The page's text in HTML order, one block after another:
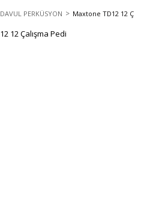
DAVUL PERKÜSYON Maxtone TD12 12